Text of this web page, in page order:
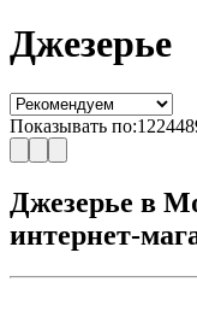
Джезерье
Показывать по:122448
Джезерье в
интернет-